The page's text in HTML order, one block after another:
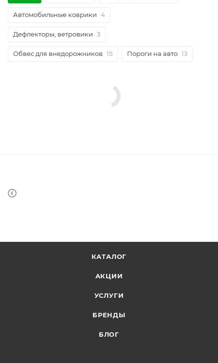
Автомобильные коврики 4
Дефлекторы, ветровики 3
Обвес для внедорожников 15 Пороги на авто 13
КАТАЛОГ
АКЦИИ
УСЛУГИ
БРЕНДЫ
БЛОГ